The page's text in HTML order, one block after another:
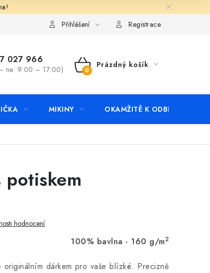
KontaktyPřihlášení Registrace
027 966
ne: 9:00 – 17:00)
NÁKUPNÍ
Prázdný košík
MIKINY OKAMŽITĚ K ODBĚRU
potiskem
hodnocení
100% bavlna - 160 g/m2
dárkem pro vaše blízké. Precizně